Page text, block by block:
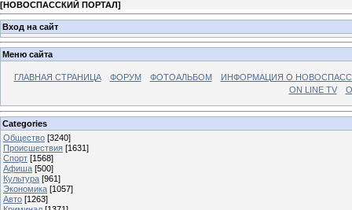
[НОВОСПАССКИЙ ПОРТАЛ]
Вход на сайт
Меню сайта
ГЛАВНАЯ СТРАНИЦА ФОРУМ ФОТОАЛЬБОМ
ИНФОРМАЦИЯ О
ON LINE TV
Categories
Общество [3240]
Происшествия [1631]
Спорт [1568]
Афиша [500]
Культура [961]
Экономика [1057]
Авто [1263]